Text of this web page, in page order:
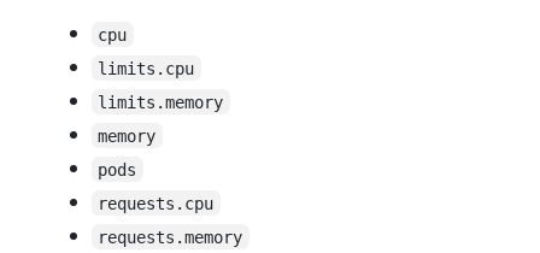
cpu
limits.cpu
limits.memory
memory
pods
requests.cpu
requests.memory